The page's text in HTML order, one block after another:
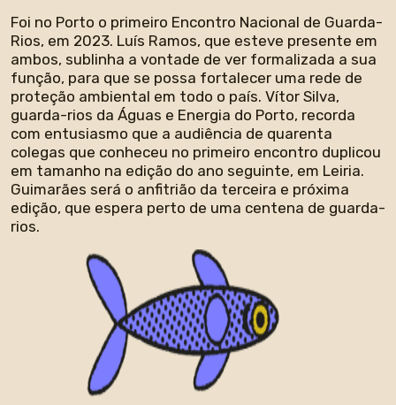
Foi no Porto o primeiro Encontro Nacional de Guarda-
Rios, em 2023. Luís Ramos, que esteve presente em
ambos, sublinha a vontade de ver formalizada a sua
função, para que se possa fortalecer uma rede de
proteção ambiental em todo o país. Vítor Silva,
guarda-rios da Águas e Energia do Porto, recorda
com entusiasmo que a audiência de quarenta
colegas que conheceu no primeiro encontro duplicou
em tamanho na edição do ano seguinte, em Leiria.
Guimarães será o anfitrião da terceira e próxima
edição, que espera perto de uma centena de guarda-
rios.